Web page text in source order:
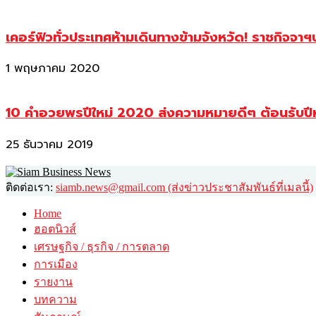
เคอร์ฟิวทั่วประเทศห้ามเดินทางข้ามจังหวัด! ราชกิจจา
1 พฤษภาคม 2020
10 คำอวยพรปีใหม่ 2020 ส่งความหมายดีๆ ต้อนรับ
25 ธันวาคม 2019
ติดต่อเรา: siamb.news@gmail.com (ส่งข่าวประชาสัมพันธ์ที่เมลนี้)
Home
ฮอตนิวส์
เศรษฐกิจ / ธุรกิจ / การตลาด
การเมือง
รายงาน
บทความ